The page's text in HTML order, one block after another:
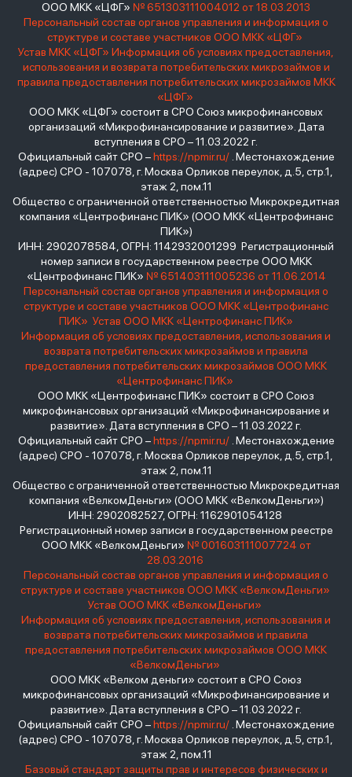
ООО МКК «ЦФГ» № 651303111004012 от 18.03.2013
Персональный состав органов управления и информация о
структуре и составе участников ООО МКК «ЦФГ»
Устав МКК «ЦФГ» Информация об условиях предоставления,
использования и возврата потребительских микрозаймов и
правила предоставления потребительских микрозаймов МКК
«ЦФГ»
ООО МКК «ЦФГ» состоит в СРО Союз микрофинансовых
организаций «Микрофинансирование и развитие». Дата
вступления в СРО – 11.03.2022 г.
Официальный сайт СРО –https://npmir.ru/. Местонахождение
(адрес) СРО - 107078, г. Москва Орликов переулок, д.5, стр.1,
этаж 2, пом.11
Общество с ограниченной ответственностью Микрокредитная
компания «Центрофинанс ПИК» (ООО МКК «Центрофинанс
ПИК»)
ИНН: 2902078584, ОГРН: 1142932001299 Регистрационный
номер записи в государственном реестре ООО МКК
«Центрофинанс ПИК» № 651403111005236 от 11.06.2014
Персональный состав органов управления и информация о
структуре и составе участников ООО МКК «Центрофинанс
ПИК» Устав ООО МКК «Центрофинанс ПИК»
Информация об условиях предоставления, использования и
возврата потребительских микрозаймов и правила
предоставления потребительских микрозаймов ООО МКК
«Центрофинанс ПИК»
ООО МКК «Центрофинанс ПИК» состоит в СРО Союз
микрофинансовых организаций «Микрофинансирование и
развитие». Дата вступления в СРО – 11.03.2022 г.
Официальный сайт СРО –https://npmir.ru/. Местонахождение
(адрес) СРО - 107078, г. Москва Орликов переулок, д.5, стр.1,
этаж 2, пом.11
Общество с ограниченной ответственностью Микрокредитная
компания «ВелкомДеньги» (ООО МКК «ВелкомДеньги»)
ИНН: 2902082527, ОГРН: 1162901054128
Регистрационный номер записи в государственном реестре
ООО МКК «ВелкомДеньги» № 001603111007724 от
28.03.2016
Персональный состав органов управления и информация о
структуре и составе участников ООО МКК «ВелкомДеньги»
Устав ООО МКК «ВелкомДеньги»
Информация об условиях предоставления, использования и
возврата потребительских микрозаймов и правила
предоставления потребительских микрозаймов ООО МКК
«ВелкомДеньги»
ООО МКК «Велком деньги» состоит в СРО Союз
микрофинансовых организаций «Микрофинансирование и
развитие». Дата вступления в СРО – 11.03.2022 г.
Официальный сайт СРО –https://npmir.ru/. Местонахождение
(адрес) СРО - 107078, г. Москва Орликов переулок, д.5, стр.1,
этаж 2, пом.11
Базовый стандарт защиты прав и интересов физических и